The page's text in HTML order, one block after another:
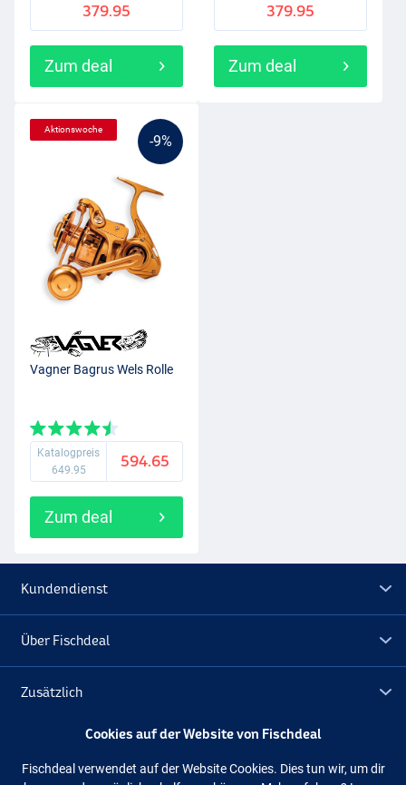
379.95
Zum deal
379.95
Zum deal
-9%
Aktionswoche
Vagner Bagrus Wels Rolle
Katalogpreis
649.95
594.65
Zum deal
Kundendienst
Über Fischdeal
Zusätzlich
Lagerräumung
Cookies auf der Website von Fischdeal
Fischdeal verwendet auf der Website Cookies. Dies tun wir, um dir